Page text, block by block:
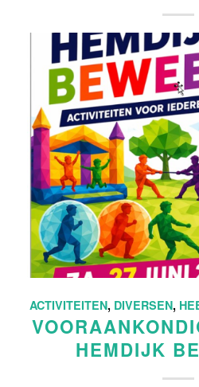
ACTIVITEITEN, DIVERSEN,
HEMDIJK